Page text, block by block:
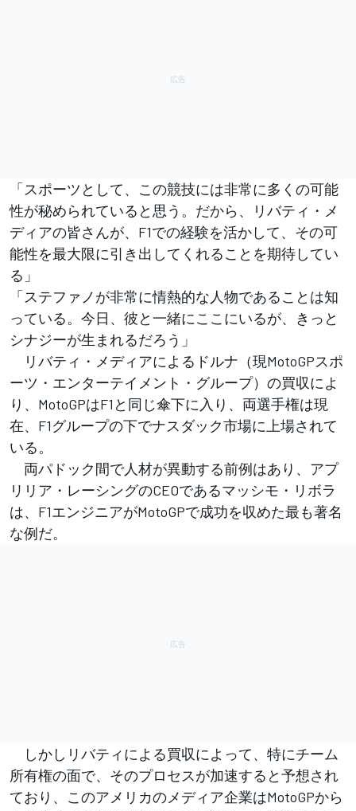
「スポーツとして、この競技には非常に多くの可能
性が秘められていると思う。だから、リバティ・メ
ディアの皆さんが、F1での経験を活かして、その可
能性を最大限に引き出してくれることを期待してい
る」
「ステファノが非常に情熱的な人物であることは知
っている。今日、彼と一緒にここにいるが、きっと
シナジーが生まれるだろう」
リバティ・メディアによるドルナ（現MotoGPスポ
ーツ・エンターテイメント・グループ）の買収によ
り、MotoGPはF1と同じ傘下に入り、両選手権は現
在、F1グループの下でナスダック市場に上場されて
いる。
両パドック間で人材が異動する前例はあり、アプ
リリア・レーシングのCEOであるマッシモ・リボラ
は、F1エンジニアがMotoGPで成功を収めた最も著名
な例だ。
しかしリバティによる買収によって、特にチーム
所有権の面で、そのプロセスが加速すると予想され
ており、このアメリカのメディア企業はMotoGPから